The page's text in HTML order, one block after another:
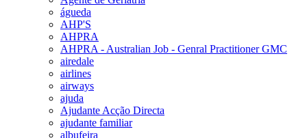
águeda
AHP'S
AHPRA
AHPRA - Australian Job - Genral Practitioner GMC
airedale
airlines
airways
ajuda
Ajudante Acção Directa
ajudante familiar
albufeira